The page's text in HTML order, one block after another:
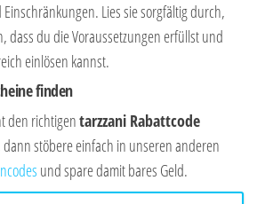
Lies sie sorgfältig durch,
dass du die Voraussetzungen erfüllst und
einlösen kannst.
finden
den richtigentarzzani Rabattcode
stöbere einfach in unseren anderen
und spare damit bares Geld.